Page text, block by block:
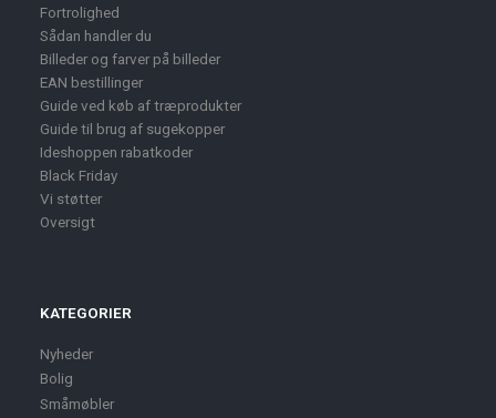
Fortrolighed
Sådan handler du
Billeder og farver på billeder
EAN bestillinger
Guide ved køb af træprodukter
Guide til brug af sugekopper
Ideshoppen rabatkoder
Black Friday
Vi støtter
Oversigt
KATEGORIER
Nyheder
Bolig
Småmøbler